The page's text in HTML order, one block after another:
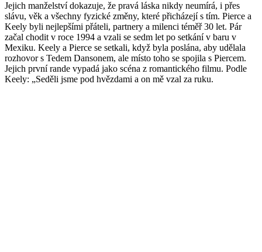
Jejich manželství dokazuje, že pravá láska nikdy neumírá, i přes
slávu, věk a všechny fyzické změny, které přicházejí s tím. Pierce a
Keely byli nejlepšími přáteli, partnery a milenci téměř 30 let. Pár
začal chodit v roce 1994 a vzali se sedm let po setkání v baru v
Mexiku. Keely a Pierce se setkali, když byla poslána, aby udělala
rozhovor s Tedem Dansonem, ale místo toho se spojila s Piercem.
Jejich první rande vypadá jako scéna z romantického filmu. Podle
Keely: „Seděli jsme pod hvězdami a on mě vzal za ruku.